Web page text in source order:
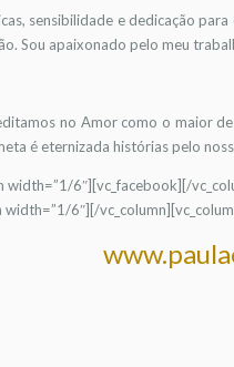
sensibilidade e dedicação
Sou apaixonado pelo meu
no Amor como o maior
é eternizada histórias pelo
6″][vc_facebook][/
6″][/